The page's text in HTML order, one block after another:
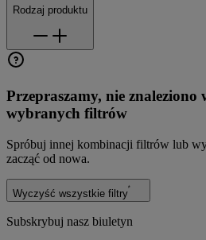
Rodzaj produktu
Przepraszamy, nie
wybranych filtrów
Spróbuj innej kombinacji filtrów lub
zacząć od nowa.
Wyczyść wszystkie filtry
Subskrybuj nasz biuletyn